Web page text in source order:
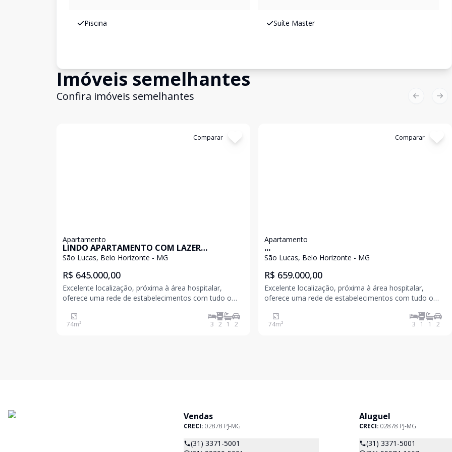
Piscina Suíte Master
Imóveis semelhantes
Confira imóveis semelhantes
Comparar
Apartamento
LINDO APARTAMENTO COM LAZER
COMPLETO
São Lucas, Belo Horizonte - MG
R$ 645.000,00
Excelente localização, próxima à área hospitalar,
oferece uma rede de estabelecimentos com tudo o
clínicas, hospitais, escolas, faculdades, restaurantes,
bares, praças e muito mais.Com uma área de la
74m² 3 2 1 2
Comparar
Apartamento
...
São Lucas, Belo Horizonte - MG
R$ 659.000,00
Excelente localização, próxima à área hospitalar,
oferece uma rede de estabelecimentos com tudo o
clínicas, hospitais, escolas, faculdades, restaurantes,
bares, praças e muito mais.Com uma área de la
74m² 3 1 1 2
Previous
Vendas
CRECI: 02878 PJ-MG
(31) 3371-5001
Aluguel
CRECI: 02878 PJ-MG
(31) 3371-5001